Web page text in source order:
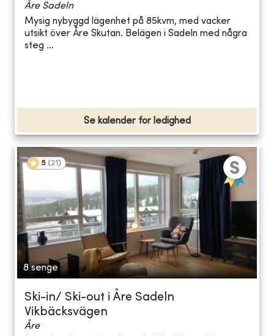
Åre Sadeln
Mysig nybyggd lägenhet på 85kvm, med vacker
utsikt över Åre Skutan. Belägen i Sadeln med några
steg ...
Se kalender for ledighed
5 (21 )
8 senge
Ski-in/ Ski-out i Åre Sadeln
Vikbäcksvägen
Åre